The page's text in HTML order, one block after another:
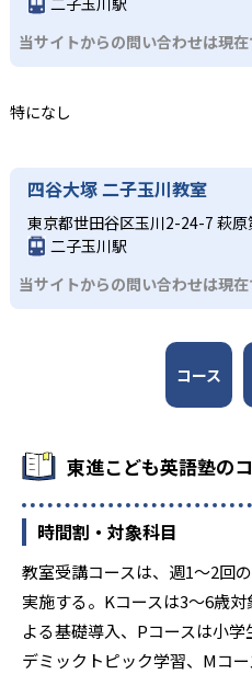
像の見直しだけでなく、PBS
できる。教室学習と家庭学習
ット量の確保と学習モチベー
生の英語の教科書が読めるレ
り、P3・P4からは算数・理科
習する。P5・P6では英語での
Mコースは中学生向けに設計
のアカデミックなトピックを
ションやプレゼンテーション
現力を磨いていく。
公式サイトには月謝やクラス
いため、具体的な費用や学習
当サイトからの問い合わせは現
特になし
四谷大塚 二子玉川教室
東京都世田谷区玉川2-24-7 萩原
二子玉川駅
当サイトからの問い合わせは現
コース
東進こども英語塾の
時間割・対象科目
教室受講コースは、週1～2回
実施する。Kコースは3～6歳
よる基礎導入、Pコースは小
デミックトピック学習、Mコ